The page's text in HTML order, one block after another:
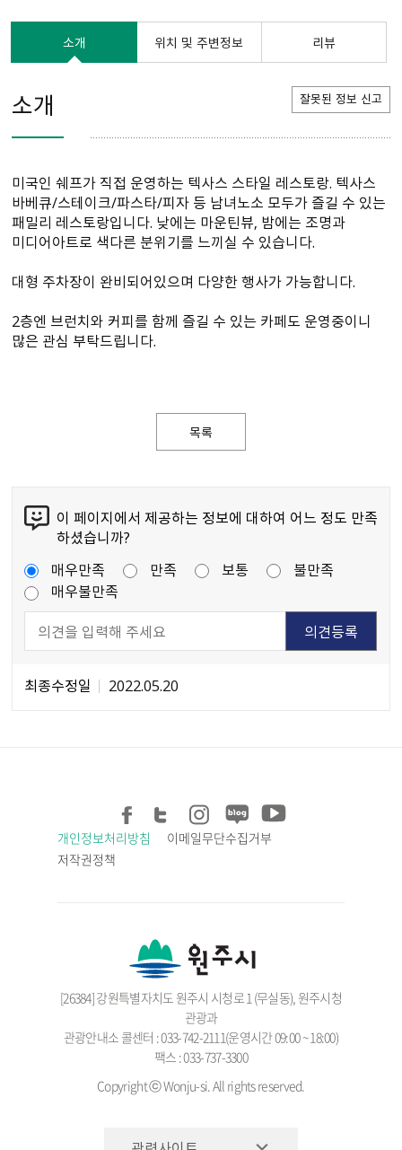
소개 위치 및 주변정보 리뷰
소개 잘못된 정보 신고
미국인 쉐프가 직접 운영하는 텍사스 스타일 레스토랑. 텍사스
바베큐/스테이크/파스타/피자 등 남녀노소 모두가 즐길 수 있는
패밀리 레스토랑입니다. 낮에는 마운틴뷰, 밤에는 조명과
미디어아트로 색다른 분위기를 느끼실 수 있습니다.
대형 주차장이 완비되어있으며 다양한 행사가 가능합니다.
2층엔 브런치와 커피를 함께 즐길 수 있는 카페도 운영중이니
많은 관심 부탁드립니다.
목록
이 페이지에서 제공하는 정보에 대하여 어느 정도 만족
하셨습니까?
매우만족
만족 보통
불만족
매우불만족
최종수정일 2022.05.20
개인정보처리방침
이메일무단수집거부
저작권정책
[26384] 강원특별자치도 원주시 시청로 1 (무실동), 원주시청
관광과
관광안내소 콜센터 : 033-742-2111(운영시간 09:00 ~ 18:00)
팩스 : 033-737-3300
Copyright ⓒ Wonju-si. All rights reserved.